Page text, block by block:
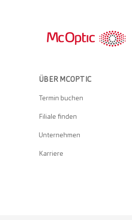
ÜBER MCOPTIC
Termin buchen
Filiale finden
Unternehmen
Karriere